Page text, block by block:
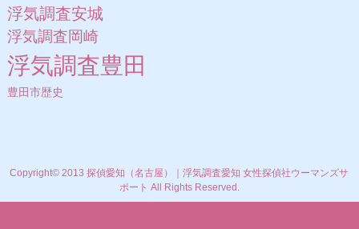
浮気調査安城
浮気調査岡崎
浮気調査豊田
豊田市歴史
Copyright© 2013 探偵愛知（名古屋）｜浮気調査愛知 女性探偵社ウーマンズサ
ポート All Rights Reserved.